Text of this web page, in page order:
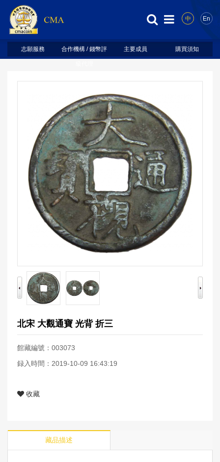
中 En
志願服務 合作機構 / 錢幣評 主要成員 購買須知
北宋 大觀通寶 光背 折三
館藏編號：003073
録入時間：2019-10-09 16:43:19
收藏
藏品描述